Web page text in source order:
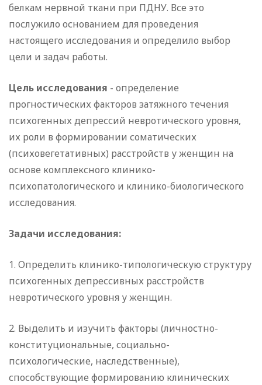
белкам нервной ткани при ПДНУ. Все это
послужило основанием для проведения
настоящего исследования и определило выбор
цели и задач работы.
Цель исследования - определение
прогностических факторов затяжного течения
психогенных депрессий невротического уровня,
их роли в формировании соматических
(психовегетативных) расстройств у женщин на
основе комплексного клинико-
психопатологического и клинико-биологического
исследования.
Задачи исследования:
1. Определить клинико-типологическую структуру
психогенных депрессивных расстройств
невротического уровня у женщин.
2. Выделить и изучить факторы (личностно-
конституциональные, социально-
психологические, наследственные),
способствующие формированию клинических